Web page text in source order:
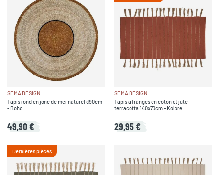
SEMA DESIGN
Tapis rond en jonc de mer naturel d90cm
- Boho
49,90 €
SEMA DESIGN
Tapis à franges en coton et jute
terracotta 140x70cm - Kolore
29,95 €
Dernières pièces